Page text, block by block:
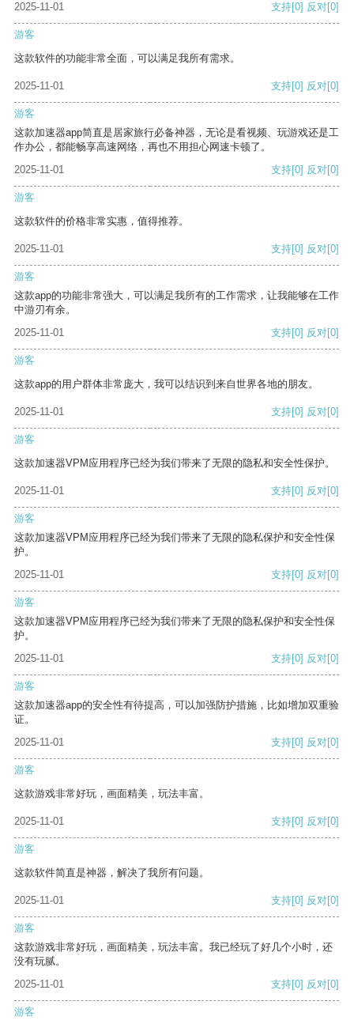
2025-11-01
支持[0] 反对[0]
游客
这款软件的功能非常全面，可以满足我所有需求。
2025-11-01 支持[0] 反对[0]
游客
这款加速器app简直是居家旅行必备神器，无论是看视频、玩游戏还是工
作办公，都能畅享高速网络，再也不用担心网速卡顿了。
2025-11-01
支持[0] 反对[0]
游客
这款软件的价格非常实惠，值得推荐。
2025-11-01 支持[0] 反对[0]
游客
这款app的功能非常强大，可以满足我所有的工作需求，让我能够在工作
中游刃有余。
2025-11-01
支持[0] 反对[0]
游客
这款app的用户群体非常庞大，我可以结识到来自世界各地的朋友。
2025-11-01 支持[0] 反对[0]
游客
这款加速器VPM应用程序已经为我们带来了无限的隐私和安全性保护。
2025-11-01 支持[0] 反对[0]
游客
这款加速器VPM应用程序已经为我们带来了无限的隐私保护和安全性保
护。
2025-11-01
支持[0] 反对[0]
游客
这款加速器VPM应用程序已经为我们带来了无限的隐私保护和安全性保
护。
2025-11-01
支持[0] 反对[0]
游客
这款加速器app的安全性有待提高，可以加强防护措施，比如增加双重验
证。
2025-11-01
支持[0] 反对[0]
游客
这款游戏非常好玩，画面精美，玩法丰富。
2025-11-01 支持[0] 反对[0]
游客
这款软件简直是神器，解决了我所有问题。
2025-11-01 支持[0] 反对[0]
游客
这款游戏非常好玩，画面精美，玩法丰富。我已经玩了好几个小时，还
没有玩腻。
2025-11-01
支持[0] 反对[0]
游客